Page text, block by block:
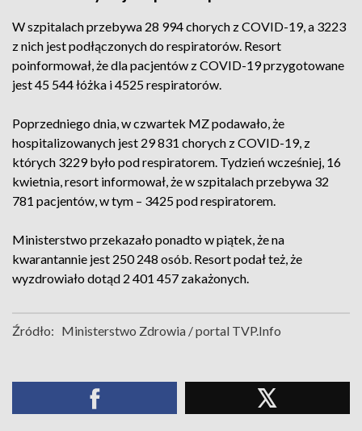
W szpitalach przebywa 28 994 chorych z COVID-19, a 3223
z nich jest podłączonych do respiratorów. Resort
poinformował, że dla pacjentów z COVID-19 przygotowane
jest 45 544 łóżka i 4525 respiratorów.
Poprzedniego dnia, w czwartek MZ podawało, że
hospitalizowanych jest 29 831 chorych z COVID-19, z
których 3229 było pod respiratorem. Tydzień wcześniej, 16
kwietnia, resort informował, że w szpitalach przebywa 32
781 pacjentów, w tym – 3425 pod respiratorem.
Ministerstwo przekazało ponadto w piątek, że na
kwarantannie jest 250 248 osób. Resort podał też, że
wyzdrowiało dotąd 2 401 457 zakażonych.
Źródło: Ministerstwo Zdrowia / portal TVP.Info